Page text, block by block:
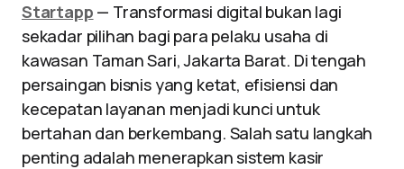
Startapp — Transformasi digital bukan lagi
sekadar pilihan bagi para pelaku usaha di
kawasan Taman Sari, Jakarta Barat. Di tengah
persaingan bisnis yang ketat, efisiensi dan
kecepatan layanan menjadi kunci untuk
bertahan dan berkembang. Salah satu langkah
penting adalah menerapkan sistem kasir